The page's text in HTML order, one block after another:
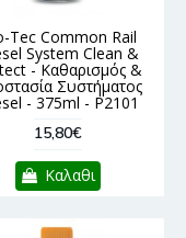
Tec Common Rail
System Clean &
- Καθαρισμός &
Συστήματος
- 375ml - P2101
15,80€
Καλαθι